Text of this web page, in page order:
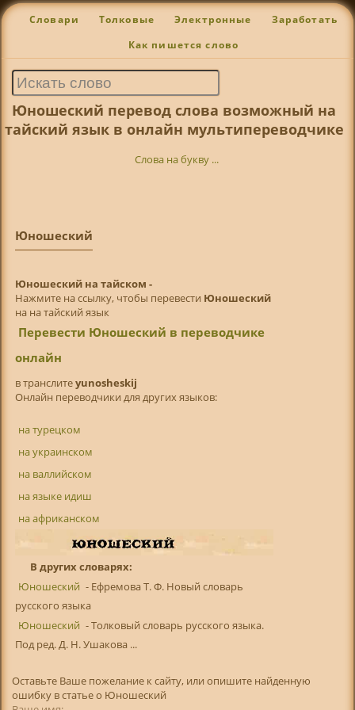
Словари Толковые Электронные Заработать
Как пишется слово
Юношеский перевод слова возможный на
тайский язык в онлайн мультипереводчике
Слова на букву ...
Юношеский
Юношеский на тайском -
Нажмите на ссылку, чтобы перевести Юношеский
на на тайский язык
Перевести Юношеский в переводчике
онлайн
в транслитeyunosheskij
Онлайн переводчики для других языков:
на турецком
на украинском
на валлийском
на языке идиш
на африканском
В других словарях:
Юношеский - Ефремова Т. Ф. Новый словарь
русского языка
Юношеский - Толковый словарь русского языка.
Под ред. Д. Н. Ушакова ...
Оставьте Ваше пожелание к сайту, или опишите найденную
ошибку в статье о Юношеский